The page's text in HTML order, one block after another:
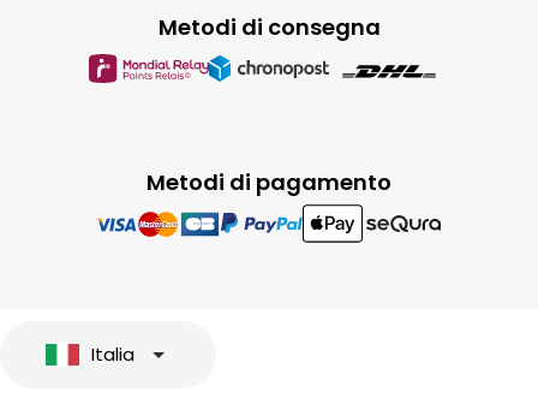
Metodi di pagamento
Metodi di consegna
Italia